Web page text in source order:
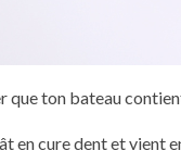
que ton bateau
en cure dent et vient